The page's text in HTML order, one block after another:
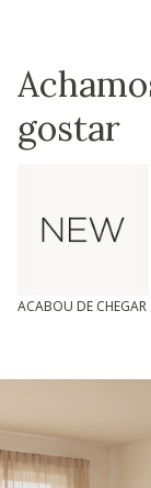
gostar
ACABOU DE CHEGAR